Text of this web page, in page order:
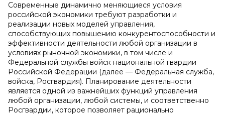
Современные динамично меняющиеся условия
российской экономики требуют разработки и
реализации новых моделей управления,
способствующих повышению конкурентоспособности и
эффективности деятельности любой организации в
условиях рыночной экономики, в том числе и
Федеральной службы войск национальной гвардии
Российской Федерации (далее — Федеральная служба,
войска, Росгвардия). Планирование деятельности
является одной из важнейших функций управления
любой организации, любой системы, и соответственно
Росгвардии, которое позволяет рационально